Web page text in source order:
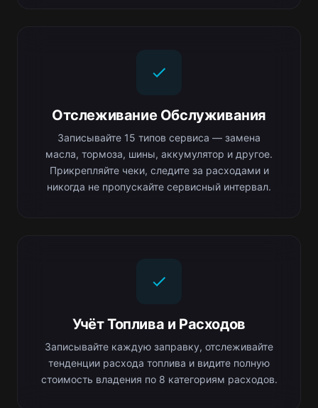
Отслеживание Обслуживания
Записывайте 15 типов сервиса — замена
масла, тормоза, шины, аккумулятор и другое.
Прикрепляйте чеки, следите за расходами и
никогда не пропускайте сервисный интервал.
Учёт Топлива и Расходов
Записывайте каждую заправку, отслеживайте
тенденции расхода топлива и видите полную
стоимость владения по 8 категориям расходов.